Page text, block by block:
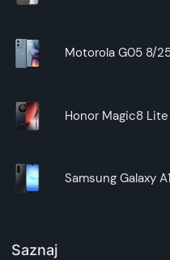
Motorola G05 8/
Honor Magic8
Samsung Galaxy
Saznaj